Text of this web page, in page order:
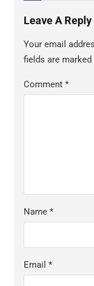
Leave A Reply
Your email
fields are marked
Comment *
Name *
Email *